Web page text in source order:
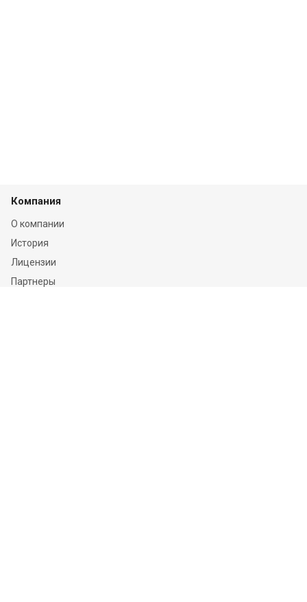
Компания
О компании
История
Лицензии
Партнеры